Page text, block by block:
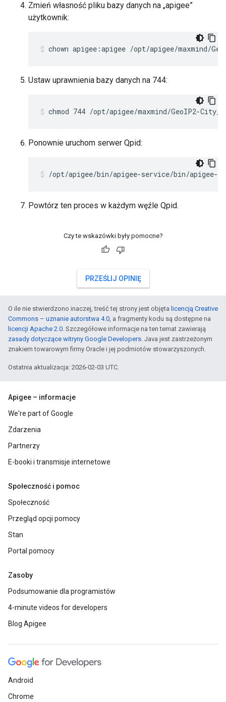
Zmień własność pliku bazy danych na „apigee”
użytkownik:
chown apigee:apigee /opt/apigee/maxmind/
Ustaw uprawnienia bazy danych na 744:
chmod 744 /opt/apigee/maxmind/GeoIP2-
Ponownie uruchom serwer Qpid:
/opt/apigee/bin/apigee-service/bin/apigee-
Powtórz ten proces w każdym węźle Qpid.
Czy te wskazówki były pomocne?
PRZEŚLIJ OPINIĘ
O ile nie stwierdzono inaczej, treść tej strony jest objęta licencją Creative
Commons – uznanie autorstwa 4.0, a fragmenty kodu są dostępne na
licencji Apache 2.0. Szczegółowe informacje na ten temat zawierają
zasady dotyczące witryny Google Developers. Java jest zastrzeżonym
znakiem towarowym firmy Oracle i jej podmiotów stowarzyszonych.
Ostatnia aktualizacja: 2026-02-03 UTC.
Apigee – informacje
We're part of Google
Zdarzenia
Partnerzy
E-booki i transmisje internetowe
Społeczność i pomoc
Społeczność
Przegląd opcji pomocy
Stan
Portal pomocy
Zasoby
Podsumowanie dla programistów
4-minute videos for developers
Blog Apigee
Android
Chrome